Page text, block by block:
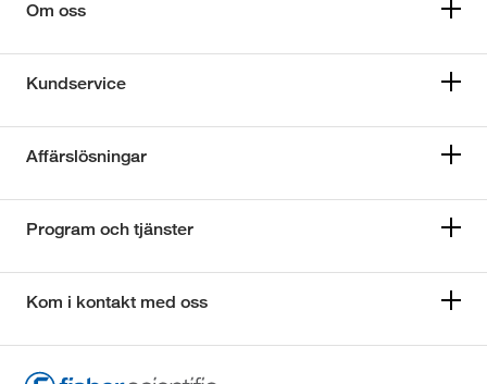
Om oss
Kundservice
Affärslösningar
Program och tjänster
Kom i kontakt med oss